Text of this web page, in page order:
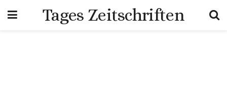
Tages Zeitschriften